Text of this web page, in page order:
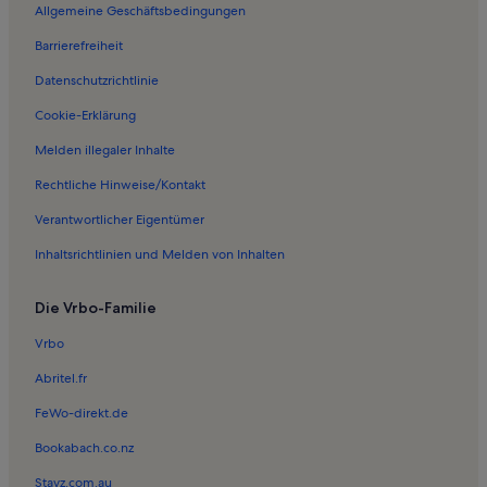
Ferienwohnungen in Schraden
Ferienwohnungen in Alterschrofen
Ferienwohnungen in Weißensee
Ferienwohnungen in Museum der Bayerischen Könige
Ferienwohnungen in Lechbruck am See
Ferienwohnungen in Lechfall
Ferienunterkünfte nahe Weizern-Hopferau Station
Ferienwohnungen in Buchenbergbahn
Ferienwohnungen in Halblech
Ferienwohnungen in Königliche Kristall-Therme Schwangau
Ferienwohnungen in Trauchgau
Ferienwohnungen in St. Koloman
Ferienwohnungen in Schwarzenbach
Ferienwohnungen in Buching
Allgemeine Geschäftsbedingungen
Barrierefreiheit
Datenschutzrichtlinie
Cookie-Erklärung
Melden illegaler Inhalte
Rechtliche Hinweise/Kontakt
Verantwortlicher Eigentümer
Inhaltsrichtlinien und Melden von Inhalten
Die Vrbo-Familie
Vrbo
Abritel.fr
FeWo-direkt.de
Bookabach.co.nz
Stayz.com.au